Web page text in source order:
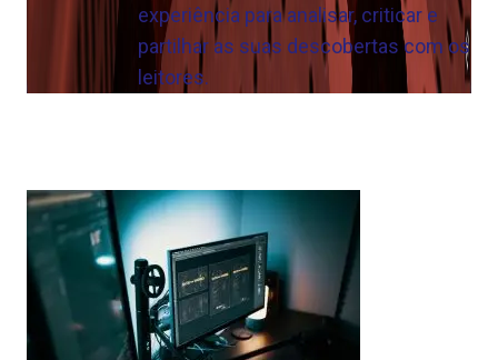
experiência para analisar, criticar e
partilhar as suas descobertas com os
leitores.